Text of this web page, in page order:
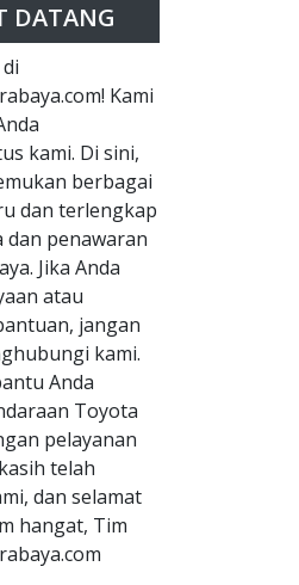
DATANG
Kami
kami. Di sini,
berbagai
dan terlengkap
dan penawaran
Jika Anda
atau
jangan
kami.
Anda
Toyota
pelayanan
telah
dan selamat
hangat, Tim